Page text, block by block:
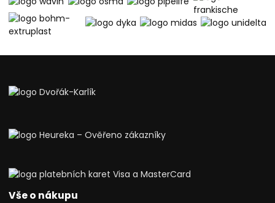
Vše o nákupu